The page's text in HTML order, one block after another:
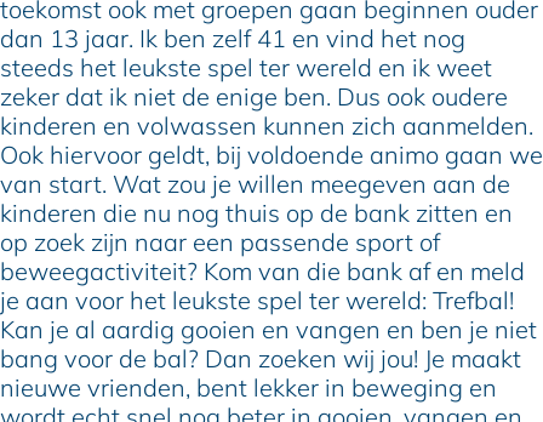
toekomst ook met groepen gaan beginnen ouder
dan 13 jaar. Ik ben zelf 41 en vind het nog
steeds het leukste spel ter wereld en ik weet
zeker dat ik niet de enige ben. Dus ook oudere
kinderen en volwassen kunnen zich aanmelden.
Ook hiervoor geldt, bij voldoende animo gaan we
van start. Wat zou je willen meegeven aan de
kinderen die nu nog thuis op de bank zitten en
op zoek zijn naar een passende sport of
beweegactiviteit? Kom van die bank af en meld
je aan voor het leukste spel ter wereld: Trefbal!
Kan je al aardig gooien en vangen en ben je niet
bang voor de bal? Dan zoeken wij jou! Je maakt
nieuwe vrienden, bent lekker in beweging en